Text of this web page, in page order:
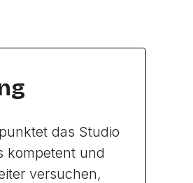
das Studio
kompetent und
versuchen,